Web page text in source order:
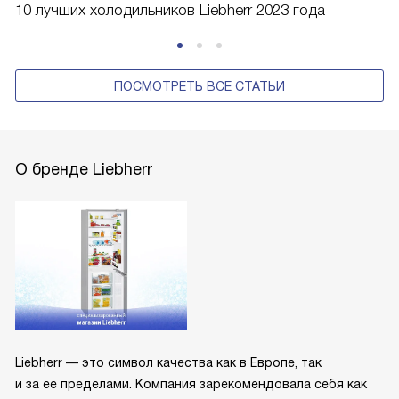
10 лучших холодильников Liebherr 2023 года
ПОСМОТРЕТЬ ВСЕ СТАТЬИ
О бренде Liebherr
Liebherr — это символ качества как в Европе, так
и за ее пределами. Компания зарекомендовала себя как